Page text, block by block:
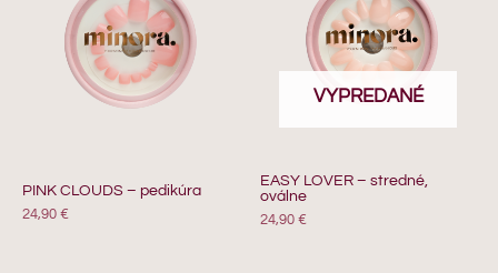
PINK CLOUDS – pedikúra
24,90 €
VYPREDANÉ
EASY LOVER – stredné,
oválne
24,90 €